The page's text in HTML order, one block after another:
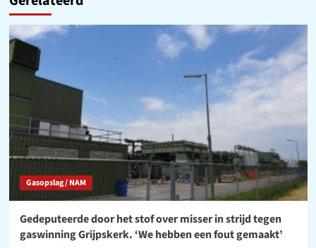
Gasopslag / NAM
Gedeputeerde door het stof over misser in strijd tegen
gaswinning Grijpskerk. ‘We hebben een fout gemaakt’